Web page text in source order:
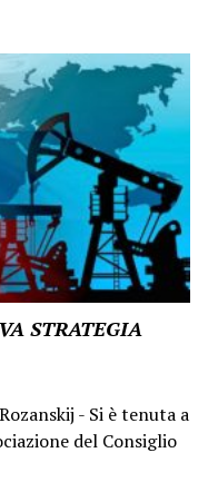
STRATEGIA
- Si è tenuta a
del Consiglio